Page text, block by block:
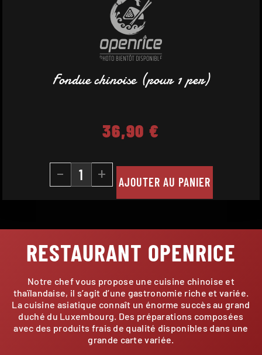
Fondue chinoise (pour 1 per)
36,90€
- + AJOUTER AU PANIER
RESTAURANT OPENRICE
Notre chef vous propose une cuisine chinoise et
thaïlandaise, il s’agit d’une gastronomie riche et variée.
La cuisine asiatique connaît un énorme succès au grand
duché du Luxembourg. Des préparations composées
avec des produits frais de qualité disponibles dans une
grande carte variée.